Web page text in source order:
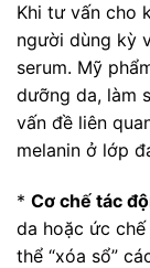
Khi tư vấn cho
người dùng kỳ
serum. Mỹ
dưỡng da, làm
vấn đề liên
melanin ở lớp
* Cơ chế tác
da hoặc ức chế
thể “xóa sổ”